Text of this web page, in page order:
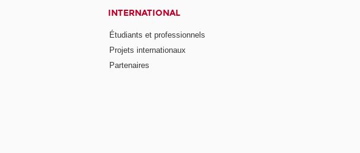
INTERNATIONAL
Étudiants et professionnels
Projets internationaux
Partenaires